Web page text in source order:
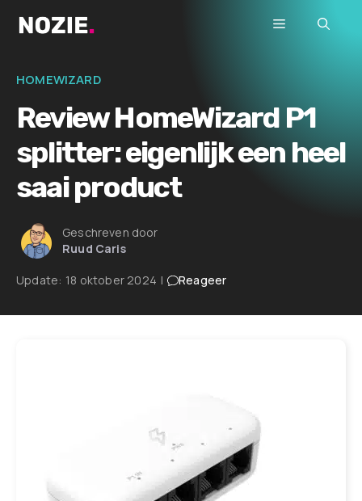
naar
inhoud
Menu
HOMEWIZARD
Review HomeWizard P1
splitter: eigenlijk een heel
saai product
Geschreven door
Ruud Caris
Update: 18 oktober 2024 | Reageer